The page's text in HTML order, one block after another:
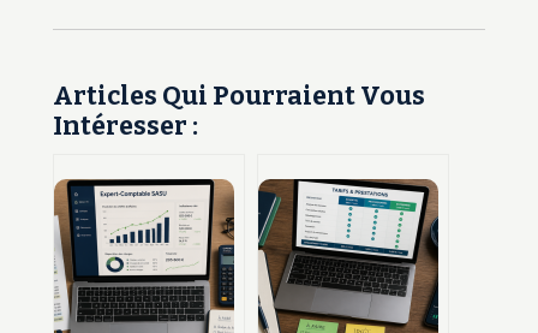
Articles Qui Pourraient Vous
Intéresser :